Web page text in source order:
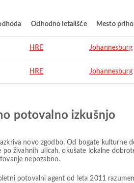
Odhodno letališče Mesto
HRE Johannesburg
HRE Johannesburg
potovalno izkušnjo
novo zgodbo. Od bogate kulturne
živahnih ulicah, okušate lokalne
nepozabno.
potovalni agent od leta 2011